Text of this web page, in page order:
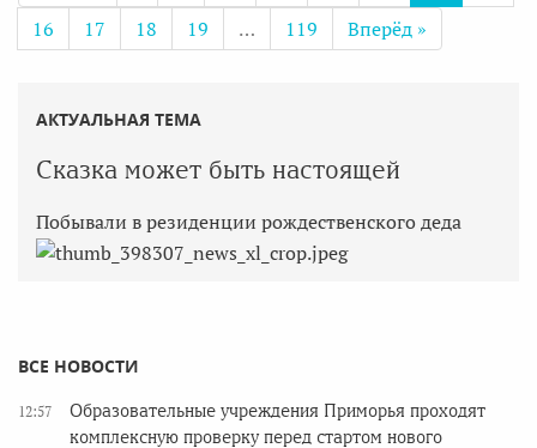
16
17 18 19 … 119 Вперёд »
АКТУАЛЬНАЯ ТЕМА
Сказка может быть настоящей
Побывали в резиденции рождественского деда
ВСЕ НОВОСТИ
12:57
Образовательные учреждения Приморья проходят
комплексную проверку перед стартом нового